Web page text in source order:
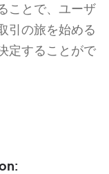
ことで、ユーザ
引の旅を始める
定することがで